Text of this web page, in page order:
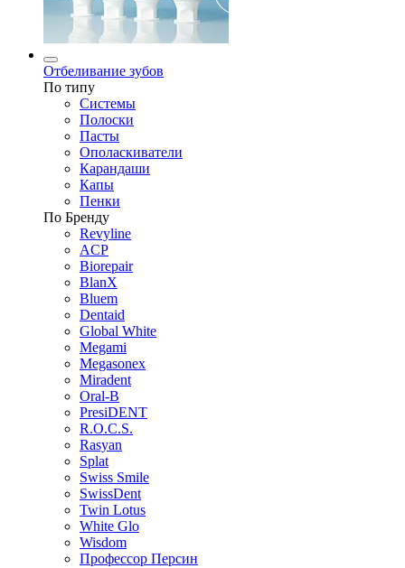
Отбеливание зубов
По типу
Системы
Полоски
Пасты
Ополаскиватели
Карандаши
Капы
Пенки
По Бренду
Revyline
ACP
Biorepair
BlanX
Bluem
Dentaid
Global White
Megami
Megasonex
Miradent
Oral-B
PresiDENT
R.O.C.S.
Rasyan
Splat
Swiss Smile
SwissDent
Twin Lotus
White Glo
Wisdom
Профессор Персин